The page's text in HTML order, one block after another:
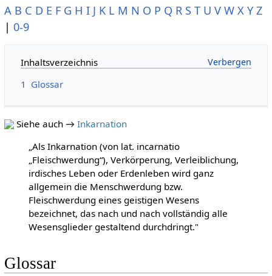
A B C D E F G H I J K L M N O P Q R S T U V W X Y Z
| 0-9
Inhaltsverzeichnis
1 Glossar
Siehe auch → Inkarnation
„Als Inkarnation (von lat. incarnatio
„Fleischwerdung“), Verkörperung, Verleiblichung,
irdisches Leben oder Erdenleben wird ganz
allgemein die Menschwerdung bzw.
Fleischwerdung eines geistigen Wesens
bezeichnet, das nach und nach vollständig alle
Wesensglieder gestaltend durchdringt."
Glossar